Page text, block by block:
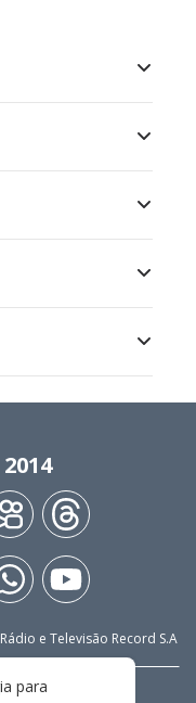
2014
e Televisão Record S.A
PRIVACIDADE
para